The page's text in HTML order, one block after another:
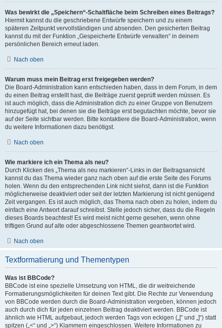
Was bewirkt die „Speichern“-Schaltfläche beim Schreiben eines Beitrags?
Hiermit kannst du die geschriebene Entwürfe speichern und zu einem
späteren Zeitpunkt vervollständigen und absenden. Den gesicherten Beitrag
kannst du mit der Funktion „Gespeicherte Entwürfe verwalten“ in deinem
persönlichen Bereich erneut laden.
Nach oben
Warum muss mein Beitrag erst freigegeben werden?
Die Board-Administration kann entschieden haben, dass in dem Forum, in dem
du einen Beitrag erstellt hast, die Beiträge zuerst geprüft werden müssen. Es
ist auch möglich, dass die Administration dich zu einer Gruppe von Benutzern
hinzugefügt hat, bei denen sie die Beiträge erst begutachten möchte, bevor sie
auf der Seite sichtbar werden. Bitte kontaktiere die Board-Administration, wenn
du weitere Informationen dazu benötigst.
Nach oben
Wie markiere ich ein Thema als neu?
Durch Klicken des „Thema als neu markieren“-Links in der Beitragsansicht
kannst du das Thema wieder ganz nach oben auf die erste Seite des Forums
holen. Wenn du den entsprechenden Link nicht siehst, dann ist die Funktion
möglicherweise deaktiviert oder seit der letzten Markierung ist nicht genügend
Zeit vergangen. Es ist auch möglich, das Thema nach oben zu holen, indem du
einfach eine Antwort darauf schreibst. Stelle jedoch sicher, dass du die Regeln
dieses Boards beachtest! Es wird meist nicht gerne gesehen, wenn ohne
triftigen Grund auf alte oder abgeschlossene Themen geantwortet wird.
Nach oben
Textformatierung und Thementypen
Was ist BBCode?
BBCode ist eine spezielle Umsetzung von HTML, die dir weitreichende
Formatierungsmöglichkeiten für deinen Text gibt. Die Rechte zur Verwendung
von BBCode werden durch die Board-Administration vergeben, können jedoch
auch durch dich für jeden einzelnen Beitrag deaktiviert werden. BBCode ist
ähnlich wie HTML aufgebaut, jedoch werden Tags von eckigen („[“ und „]“) statt
spitzen („<“ und „>“) Klammern eingeschlossen. Weitere Informationen zu